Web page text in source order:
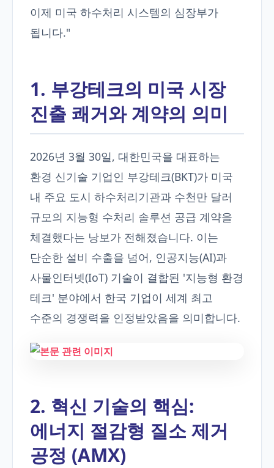
이제 미국 하수처리 시스템의 심장부가
됩니다."
1. 부강테크의 미국 시장
진출 쾌거와 계약의 의미
2026년 3월 30일, 대한민국을 대표하는
환경 신기술 기업인 부강테크(BKT)가 미국
내 주요 도시 하수처리기관과 수천만 달러
규모의 지능형 수처리 솔루션 공급 계약을
체결했다는 낭보가 전해졌습니다. 이는
단순한 설비 수출을 넘어, 인공지능(AI)과
사물인터넷(IoT) 기술이 결합된 '지능형 환경
테크' 분야에서 한국 기업이 세계 최고
수준의 경쟁력을 인정받았음을 의미합니다.
2. 혁신 기술의 핵심:
에너지 절감형 질소 제거
공정 (AMX)